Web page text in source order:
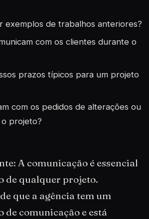
exemplos de trabalhos anteriores?
com os clientes durante o
prazos típicos para um projeto
com os pedidos de alterações ou
projeto?
A comunicação é essencial
de qualquer projeto.
que a agência tem um
de comunicação e está